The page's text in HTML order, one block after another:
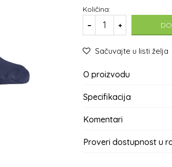
Količina:
Sačuvajte u listi želja
O proizvodu
Specifikacija
Komentari
Proveri dostupnost u